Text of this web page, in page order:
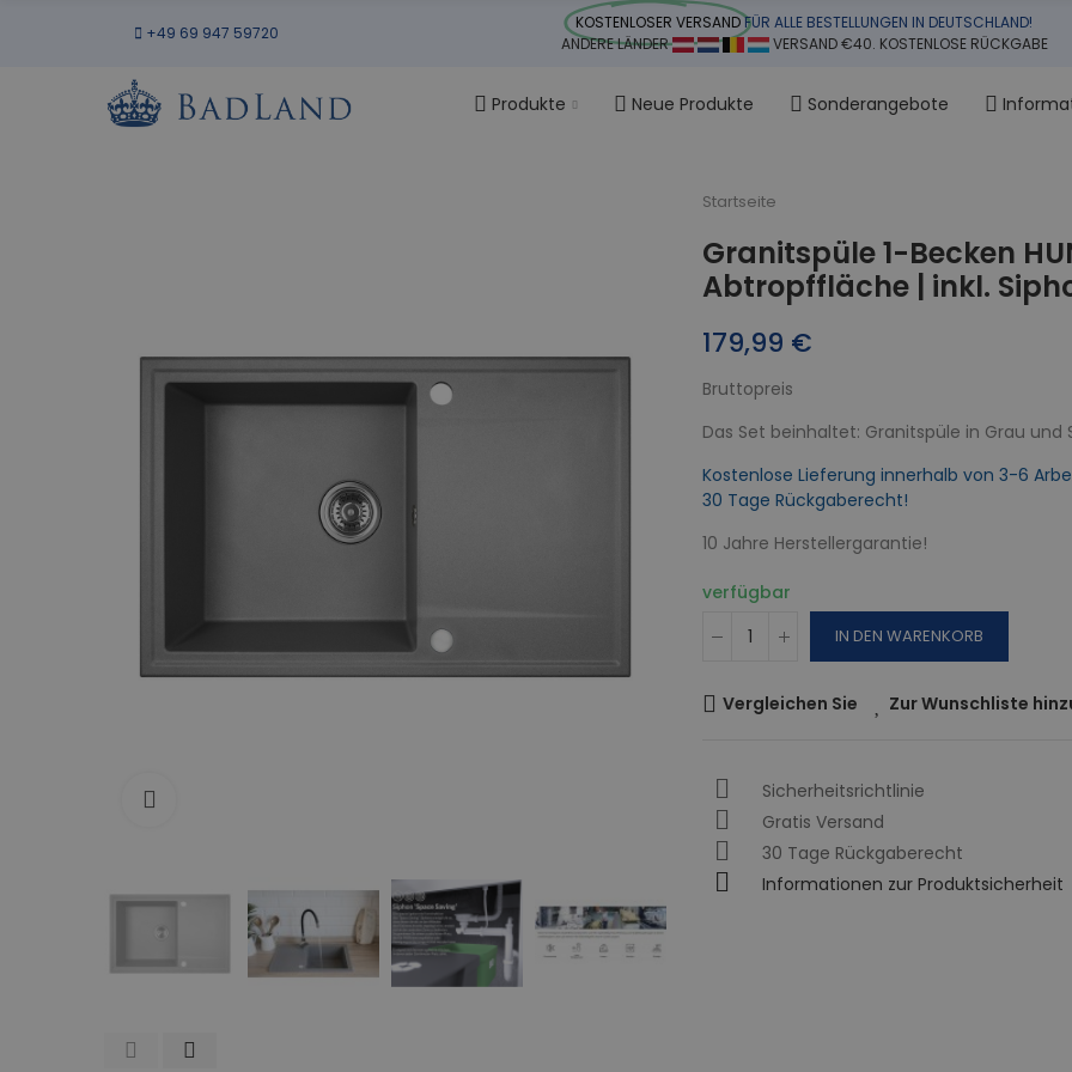
+49 69 947 59720
KOSTENLOSER VERSANDFÜR ALLE BESTELLUNGEN IN DEUTSCHLAND!
ANDERE LÄNDER
VERSAND €40. KOSTENLOSE RÜCKGABE
Produkte Neue Produkte Sonderangebote
Startseite
Granitspüle 1-Becken
Abtropffläche | inkl.
179,99 €
Bruttopreis
Das Set beinhaltet: Granitspüle in Grau und
Kostenlose Lieferung innerhalb von 3-6
30 Tage Rückgaberecht!
10 Jahre Herstellergarantie!
verfügbar
IN DEN WARENKORB
Vergleichen Sie Zur Wunschliste
Sicherheitsrichtlinie
Gratis Versand
30 Tage Rückgaberecht
Informationen zur Produktsicherheit